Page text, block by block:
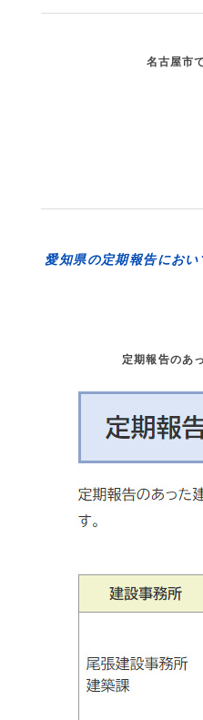
名古屋市
愛知県の定期報告にお
定期報告のあ